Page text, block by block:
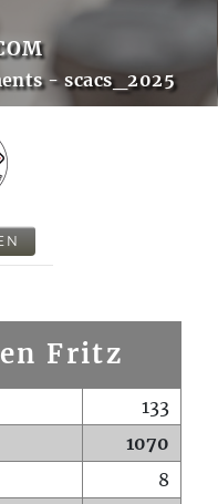
- scacs_2025
Fritz
133
1070
8